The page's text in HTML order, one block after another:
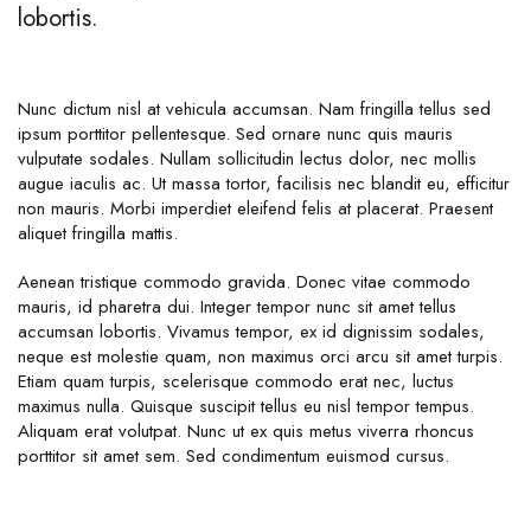
lobortis.
Nunc dictum nisl at vehicula accumsan. Nam fringilla tellus sed
ipsum porttitor pellentesque. Sed ornare nunc quis mauris
vulputate sodales. Nullam sollicitudin lectus dolor, nec mollis
augue iaculis ac. Ut massa tortor, facilisis nec blandit eu, efficitur
non mauris. Morbi imperdiet eleifend felis at placerat. Praesent
aliquet fringilla mattis.
Aenean tristique commodo gravida. Donec vitae commodo
mauris, id pharetra dui. Integer tempor nunc sit amet tellus
accumsan lobortis. Vivamus tempor, ex id dignissim sodales,
neque est molestie quam, non maximus orci arcu sit amet turpis.
Etiam quam turpis, scelerisque commodo erat nec, luctus
maximus nulla. Quisque suscipit tellus eu nisl tempor tempus.
Aliquam erat volutpat. Nunc ut ex quis metus viverra rhoncus
porttitor sit amet sem. Sed condimentum euismod cursus.